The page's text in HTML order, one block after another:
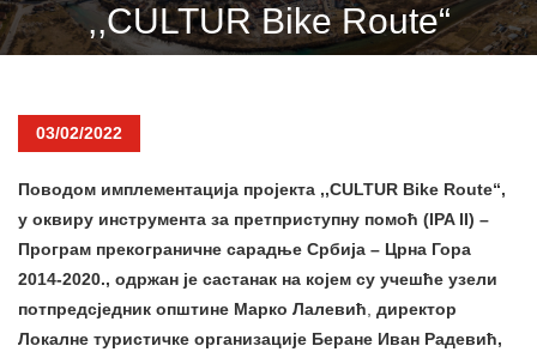
,,CULTUR Bike Route“
03/02/2022
Поводом имплементација пројекта ,,CULTUR Bike Route“,
у оквиру инструмента за претприступну помоћ (IPA II) –
Програм прекограничне сарадње Србија – Црна Гора
2014-2020., одржан је састанак на којем су учешће узели
потпредсједник општине Марко Лалевић, директор
Локалне туристичке организације Беране Иван Радевић,